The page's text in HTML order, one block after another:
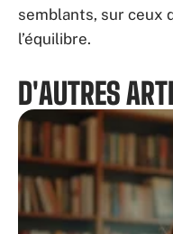
semblants, sur ceux
l’équilibre.
D'AUTRES